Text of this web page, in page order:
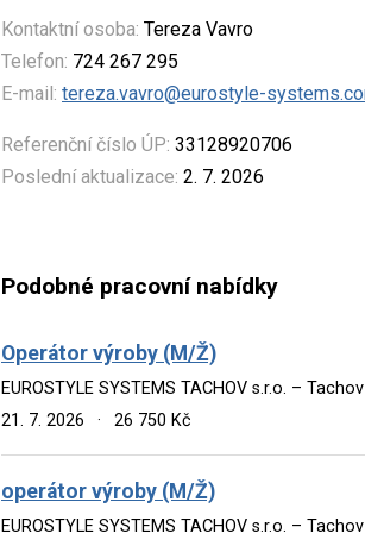
Kontaktní osoba: Tereza Vavro
Telefon: 724 267 295
E-mail: tereza.vavro@eurostyle-
Referenční číslo ÚP: 33128920706
Poslední aktualizace: 2. 7. 2026
Podobné pracovní nabídky
Operátor výroby (M/Ž)
EUROSTYLE SYSTEMS TACHOV s.r.o. – Tachov
21. 7. 2026
· 26 750 Kč
operátor výroby (M/Ž)
EUROSTYLE SYSTEMS TACHOV s.r.o. – Tachov